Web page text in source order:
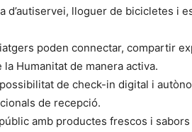
d’autiservei, lloguer de bicicletes i
poden connectar, compartir
Humanitat de manera activa.
de check-in digital i
de recepció.
amb productes frescos i